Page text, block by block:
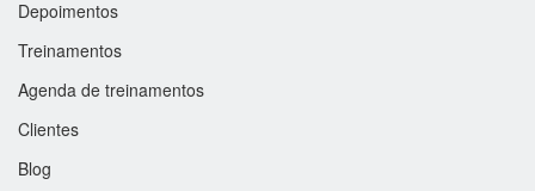
Depoimentos
Treinamentos
Agenda de treinamentos
Clientes
Blog